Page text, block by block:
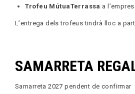
Trofeu MútuaTerrassa a
L’entrega dels trofeus tindrà lloc a
SAMARRETA
Samarreta 2027 pendent de confirmar